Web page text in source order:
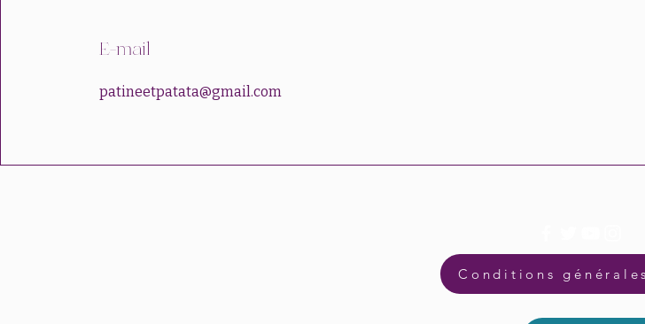
E-mail
patineetpatata@gmail.com
Conditions